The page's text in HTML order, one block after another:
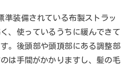
装備されている布製ストラッ
、使っているうちに緩んできて
。後頭部や頭頂部にある調整部
は手間がかかりますし、髪の毛